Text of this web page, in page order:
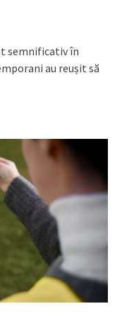
semnificativ în
au reușit să